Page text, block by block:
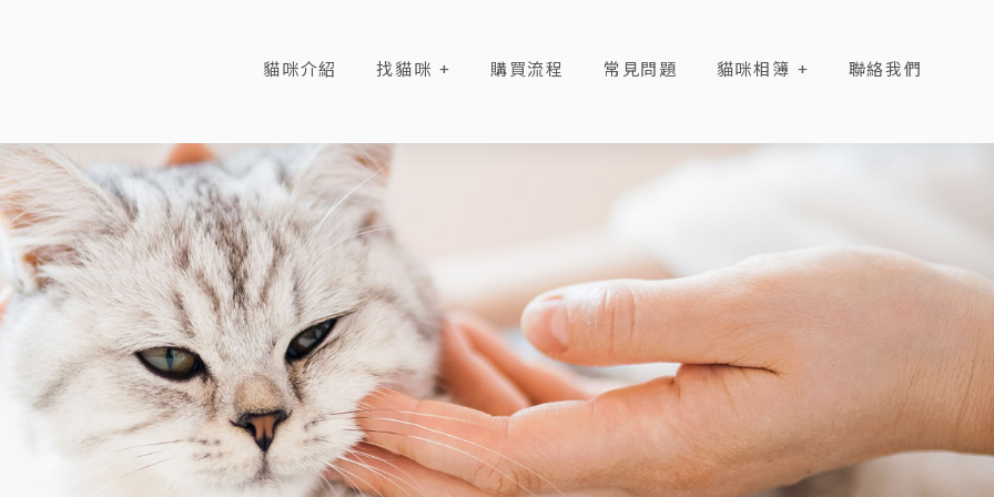
貓咪介紹 找貓咪 購買流程 常見問題 貓咪相簿 聯絡我們